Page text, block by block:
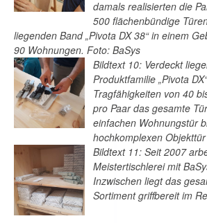
damals realisierten die
500 flächenbündige
liegenden Band „Pivota DX 38“ in einem
90 Wohnungen. Foto: BaSys
Bildtext 10: Verdeckt
Produktfamilie „Pivota
Tragfähigkeiten von 40
pro Paar das gesamte
einfachen Wohnungstür
hochkomplexen
Bildtext 11: Seit 2007
Meistertischlerei mit
Inzwischen liegt das
Sortiment griffbereit im